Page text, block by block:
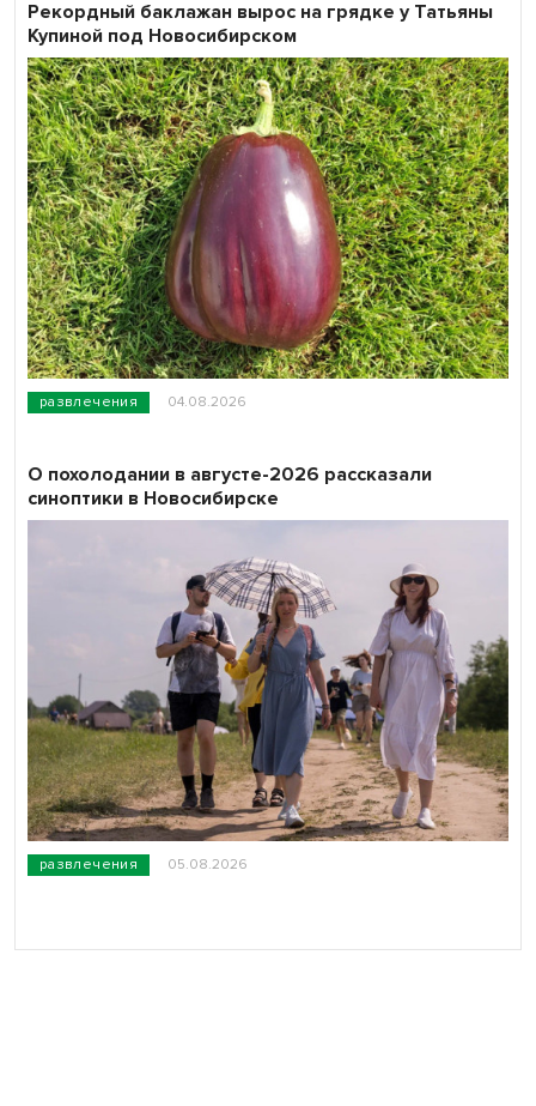
развлечения 04.08.2026
Рекордный баклажан вырос на грядке у Татьяны
Купиной под Новосибирском
развлечения 05.08.2026
О похолодании в августе-2026 рассказали
синоптики в Новосибирске